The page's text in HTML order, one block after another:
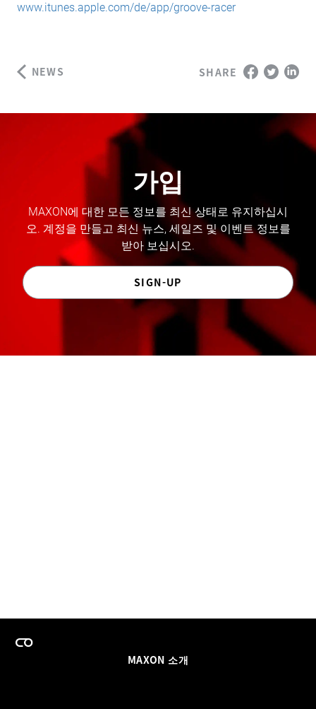
www.itunes.apple.com/de/app/groove-racer
NEWS SHARE
가입
MAXON에 대한 모든 정보를 최신 상태로 유지하십시
오. 계정을 만들고 최신 뉴스, 세일즈 및 이벤트 정보를
받아 보십시오.
SIGN-UP
MAXON 소개